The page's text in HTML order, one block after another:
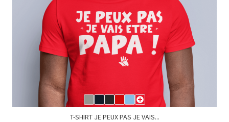
T-SHIRT JE PEUX PAS JE VAIS...